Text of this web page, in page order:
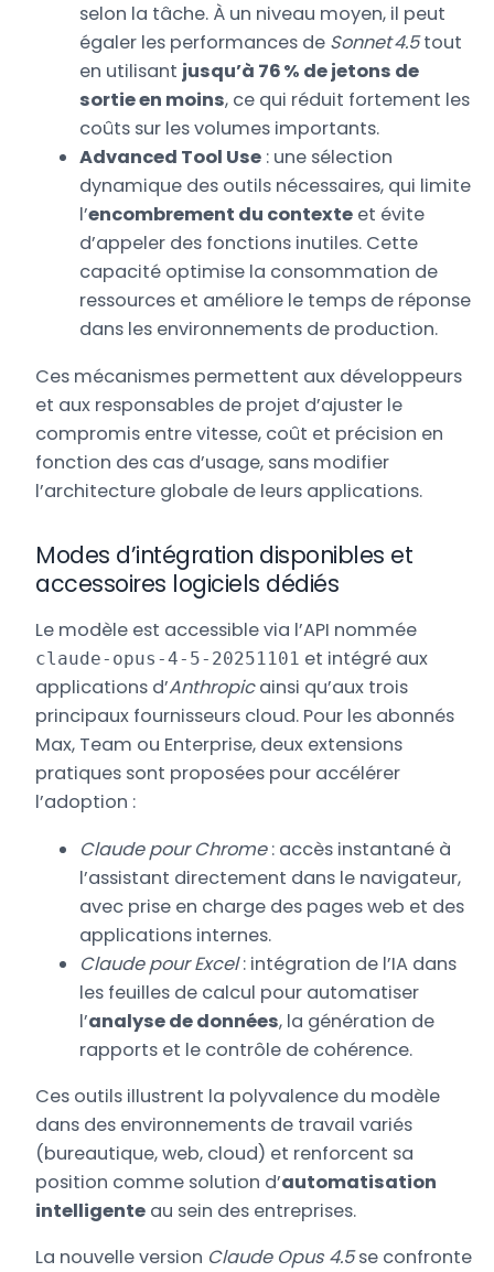
selon la tâche. À un niveau moyen, il peut
égaler les performances de Sonnet 4.5tout
en utilisant jusqu’à 76 % de jetons de
sortie en moins, ce qui réduit fortement les
coûts sur les volumes importants.
Advanced Tool Use : une sélection
dynamique des outils nécessaires, qui limite
l’encombrement du contexte et évite
d’appeler des fonctions inutiles. Cette
capacité optimise la consommation de
ressources et améliore le temps de réponse
dans les environnements de production.
Ces mécanismes permettent aux développeurs
et aux responsables de projet d’ajuster le
compromis entre vitesse, coût et précision en
fonction des cas d’usage, sans modifier
l’architecture globale de leurs applications.
Modes d’intégration disponibles et
accessoires logiciels dédiés
Le modèle est accessible via l’API nommée
claude-opus-4-5-20251101 et intégré aux
applications d’Anthropicainsi qu’aux trois
principaux fournisseurs cloud. Pour les abonnés
Max, Team ou Enterprise, deux extensions
pratiques sont proposées pour accélérer
l’adoption :
Claude pour Chrome: accès instantané à
l’assistant directement dans le navigateur,
avec prise en charge des pages web et des
applications internes.
Claude pour Excel: intégration de l’IA dans
les feuilles de calcul pour automatiser
l’analyse de données, la génération de
rapports et le contrôle de cohérence.
Ces outils illustrent la polyvalence du modèle
dans des environnements de travail variés
(bureautique, web, cloud) et renforcent sa
position comme solution d’automatisation
intelligente au sein des entreprises.
La nouvelle version Claude Opus 4.5se confronte